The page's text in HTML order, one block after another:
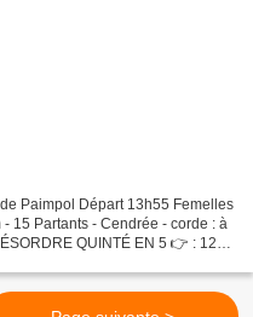
Paimpol Départ 13h55 Femelles
15 Partants - Cendrée - corde : à
QUINTÉ EN 5 👉 : 12-9